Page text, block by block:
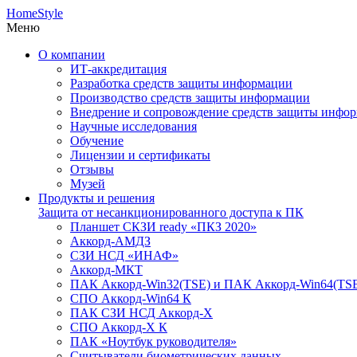
HomeStyle
Меню
О компании
ИТ-аккредитация
Разработка средств защиты информации
Производство средств защиты информации
Внедрение и сопровождение средств защиты
Научные исследования
Обучение
Лицензии и сертификаты
Отзывы
Музей
Продукты и решения
Защита от несанкционированного доступа к ПК
Планшет СКЗИ ready «ПКЗ 2020»
Аккорд-АМДЗ
СЗИ НСД «ИНАФ»
Аккорд-МКТ
ПАК Аккорд-Win32(TSE) и ПАК Аккорд-
СПО Аккорд-Win64 К
ПАК СЗИ НСД Аккорд-X
СПО Аккорд-X К
ПАК «Ноутбук руководителя»